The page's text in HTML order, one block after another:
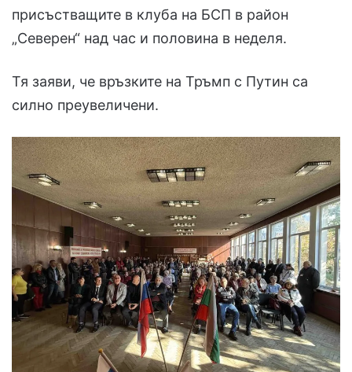
присъстващите в клуба на БСП в район
„Северен“ над час и половина в неделя.
Тя заяви, че връзките на Тръмп с Путин са
силно преувеличени.